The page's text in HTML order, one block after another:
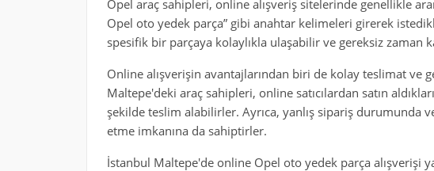
Opel araç sahipleri, online alışveriş sitelerinde genellikle
Opel oto yedek parça” gibi anahtar kelimeleri girerek
spesifik bir parçaya kolaylıkla ulaşabilir ve gereksiz zaman
Online alışverişin avantajlarından biri de kolay teslimat ve
Maltepe'deki araç sahipleri, online satıcılardan satın
şekilde teslim alabilirler. Ayrıca, yanlış sipariş durumunda
etme imkanına da sahiptirler.
İstanbul Maltepe'de online Opel oto yedek parça alışverişi